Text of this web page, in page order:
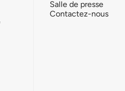
Salle de presse
Contactez-nous